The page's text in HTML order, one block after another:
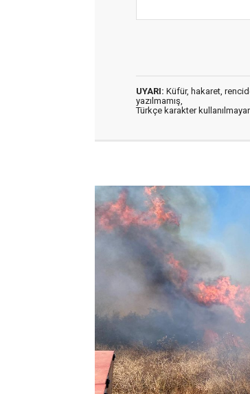
UYARI: Küfür, hakaret,
yazılmamış,
Türkçe karakter